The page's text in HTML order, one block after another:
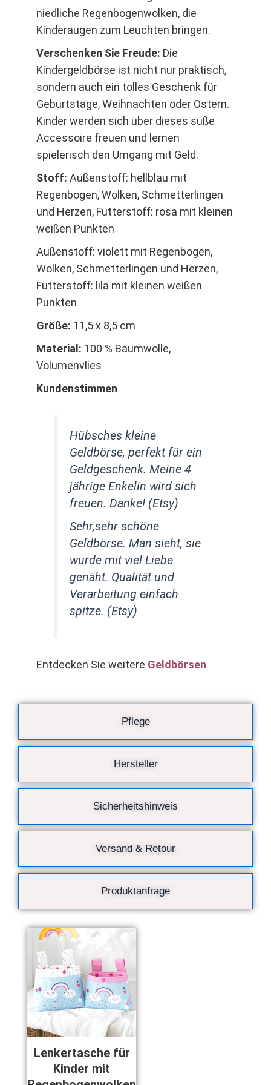
Pflege
Hersteller
Sicherheitshinweis
Versand & Retour
Produktanfrage
niedliche Regenbogenwolken, die
Kinderaugen zum Leuchten bringen.
Verschenken Sie Freude: Die
Kindergeldbörse ist nicht nur praktisch,
sondern auch ein tolles Geschenk für
Geburtstage, Weihnachten oder Ostern.
Kinder werden sich über dieses süße
Accessoire freuen und lernen
spielerisch den Umgang mit Geld.
Stoff: Außenstoff: hellblau mit
Regenbogen, Wolken, Schmetterlingen
und Herzen, Futterstoff: rosa mit kleinen
weißen Punkten
Außenstoff: violett mit Regenbogen,
Wolken, Schmetterlingen und Herzen,
Futterstoff: lila mit kleinen weißen
Punkten
Größe: 11,5 x 8,5 cm
Material: 100 % Baumwolle,
Volumenvlies
Kundenstimmen
Hübsches kleine
Geldbörse, perfekt für ein
Geldgeschenk. Meine 4
jährige Enkelin wird sich
freuen. Danke! (Etsy)
Sehr,sehr schöne
Geldbörse. Man sieht, sie
wurde mit viel Liebe
genäht. Qualität und
Verarbeitung einfach
spitze. (Etsy)
Entdecken Sie weitere Geldbörsen
Lenkertasche für
Kinder mit
Dieses
weist
mehrere
Varianten
auf.
Die
Optionen
können
auf
der